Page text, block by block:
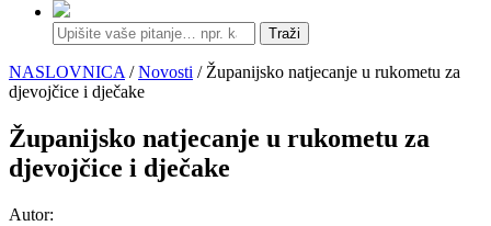
Traži
NASLOVNICA /Novosti / Županijsko natjecanje u rukometu za
djevojčice i dječake
Županijsko natjecanje u rukometu za
djevojčice i dječake
Autor: